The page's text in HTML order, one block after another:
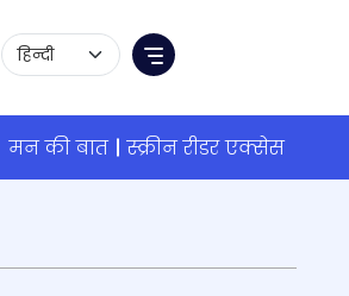
Language Selection
Menu
मन की बात स्क्रीन रीडर एक्सेस